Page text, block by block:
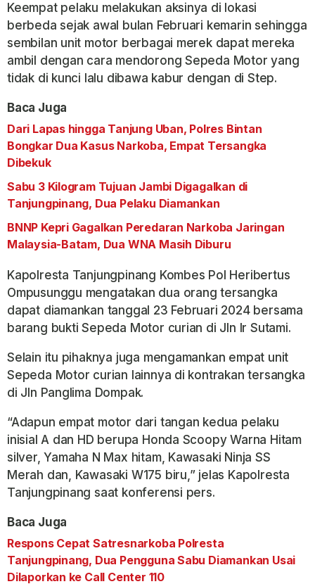
Keempat pelaku melakukan aksinya di lokasi
berbeda sejak awal bulan Februari kemarin sehingga
sembilan unit motor berbagai merek dapat mereka
ambil dengan cara mendorong Sepeda Motor yang
tidak di kunci lalu dibawa kabur dengan di Step.
Baca Juga
Dari Lapas hingga Tanjung Uban, Polres Bintan
Bongkar Dua Kasus Narkoba, Empat Tersangka
Dibekuk
Sabu 3 Kilogram Tujuan Jambi Digagalkan di
Tanjungpinang, Dua Pelaku Diamankan
BNNP Kepri Gagalkan Peredaran Narkoba Jaringan
Malaysia-Batam, Dua WNA Masih Diburu
Kapolresta Tanjungpinang Kombes Pol Heribertus
Ompusunggu mengatakan dua orang tersangka
dapat diamankan tanggal 23 Februari 2024 bersama
barang bukti Sepeda Motor curian di Jln Ir Sutami.
Selain itu pihaknya juga mengamankan empat unit
Sepeda Motor curian lainnya di kontrakan tersangka
di Jln Panglima Dompak.
“Adapun empat motor dari tangan kedua pelaku
inisial A dan HD berupa Honda Scoopy Warna Hitam
silver, Yamaha N Max hitam, Kawasaki Ninja SS
Merah dan, Kawasaki W175 biru,” jelas Kapolresta
Tanjungpinang saat konferensi pers.
Baca Juga
Respons Cepat Satresnarkoba Polresta
Tanjungpinang, Dua Pengguna Sabu Diamankan Usai
Dilaporkan ke Call Center 110